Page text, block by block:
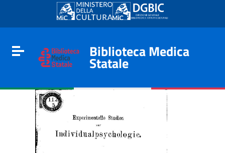
Go to content
Go to the navigation menu
Go to the footer
Toggle navigation
Biblioteca Medica
Statale